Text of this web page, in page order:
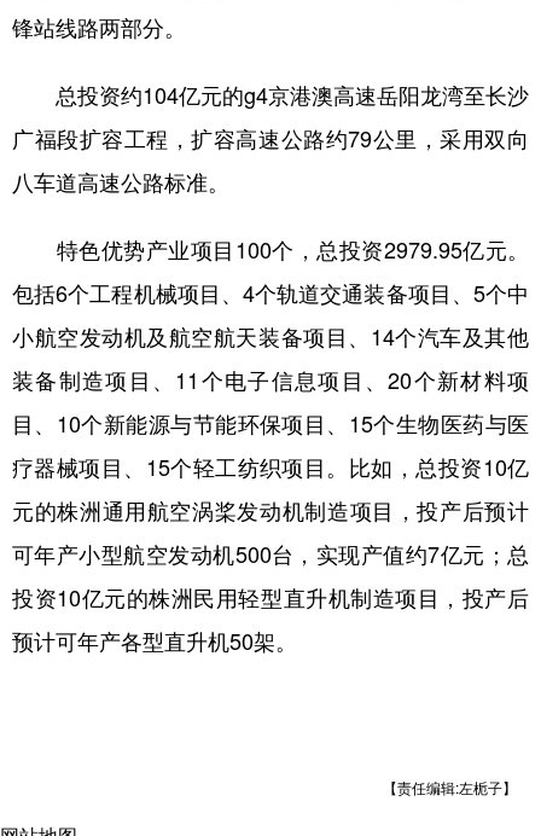
锋站线路两部分。
总投资约104亿元的g4京港澳高速岳阳龙湾至长沙
广福段扩容工程，扩容高速公路约79公里，采用双向
八车道高速公路标准。
特色优势产业项目100个，总投资2979.95亿元。
包括6个工程机械项目、4个轨道交通装备项目、5个中
小航空发动机及航空航天装备项目、14个汽车及其他
装备制造项目、11个电子信息项目、20个新材料项
目、10个新能源与节能环保项目、15个生物医药与医
疗器械项目、15个轻工纺织项目。比如，总投资10亿
元的株洲通用航空涡桨发动机制造项目，投产后预计
可年产小型航空发动机500台，实现产值约7亿元；总
投资10亿元的株洲民用轻型直升机制造项目，投产后
预计可年产各型直升机50架。
【责任编辑:左栀子】